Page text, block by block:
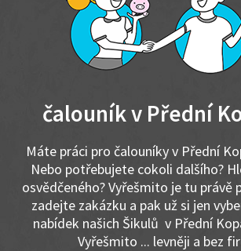
čalouník v Přední
Máte práci pro čalouníky v Přední
Nebo potřebujete cokoli dalšího?
osvědčeného? Vyřešmito je tu právě
zadejte zakázku a pak už si jen
nabídek našich Šikulů v Přední
Vyřešmito ... levněji a bez